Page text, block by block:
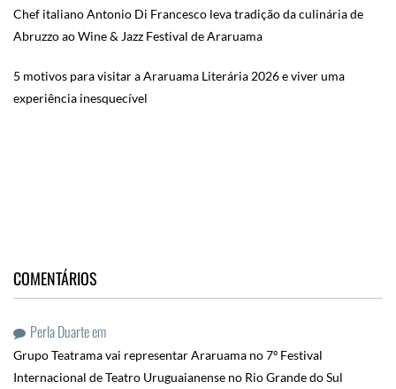
Chef italiano Antonio Di Francesco leva tradição da culinária de
Abruzzo ao Wine & Jazz Festival de Araruama
5 motivos para visitar a Araruama Literária 2026 e viver uma
experiência inesquecível
COMENTÁRIOS
Perla Duarteem
Grupo Teatrama vai representar Araruama no 7º Festival
Internacional de Teatro Uruguaianense no Rio Grande do Sul